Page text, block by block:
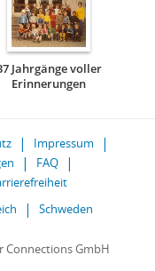
Jahrgänge voller
Erinnerungen
Impressum
FAQ
Schweden
Connections GmbH